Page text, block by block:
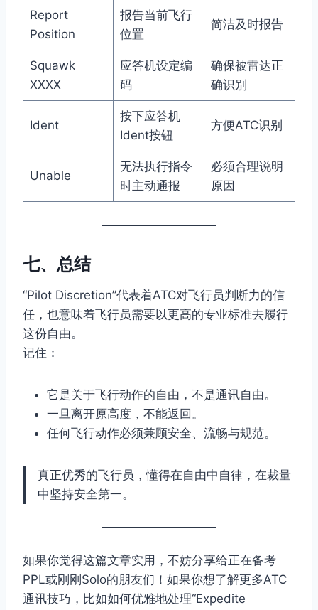
Report
Position
报告当前飞行
位置
简洁及时报告
Squawk
XXXX
应答机设定编
码
确保被雷达正
确识别
Ident
按下应答机
Ident按钮
方便ATC识别
Unable
无法执行指令
时主动通报
必须合理说明
原因
七、总结
“Pilot Discretion”代表着ATC对飞行员判断力的信
任，也意味着飞行员需要以更高的专业标准去履行
这份自由。
记住：
它是关于飞行动作的自由，不是通讯自由。
一旦离开原高度，不能返回。
任何飞行动作必须兼顾安全、流畅与规范。
真正优秀的飞行员，懂得在自由中自律，在裁量
中坚持安全第一。
如果你觉得这篇文章实用，不妨分享给正在备考
PPL或刚刚Solo的朋友们！如果你想了解更多ATC
通讯技巧，比如如何优雅地处理“Expedite